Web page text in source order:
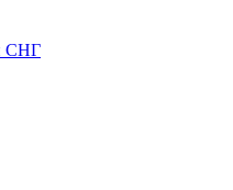
СНГ